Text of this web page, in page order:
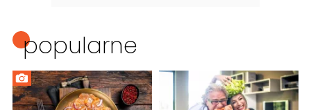
popularne